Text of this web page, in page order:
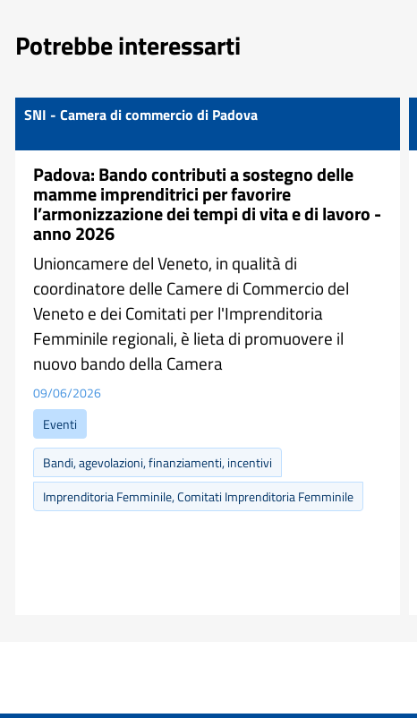
Potrebbe interessarti
SNI - Camera di commercio di Padova
Padova: Bando contributi a sostegno delle
mamme imprenditrici per favorire
l’armonizzazione dei tempi di vita e di lavoro -
anno 2026
Unioncamere del Veneto, in qualità di
coordinatore delle Camere di Commercio del
Veneto e dei Comitati per l'Imprenditoria
Femminile regionali, è lieta di promuovere il
nuovo bando della Camera
09/06/2026
Eventi
Bandi, agevolazioni, finanziamenti, incentivi
Imprenditoria Femminile, Comitati Imprenditoria Femminile